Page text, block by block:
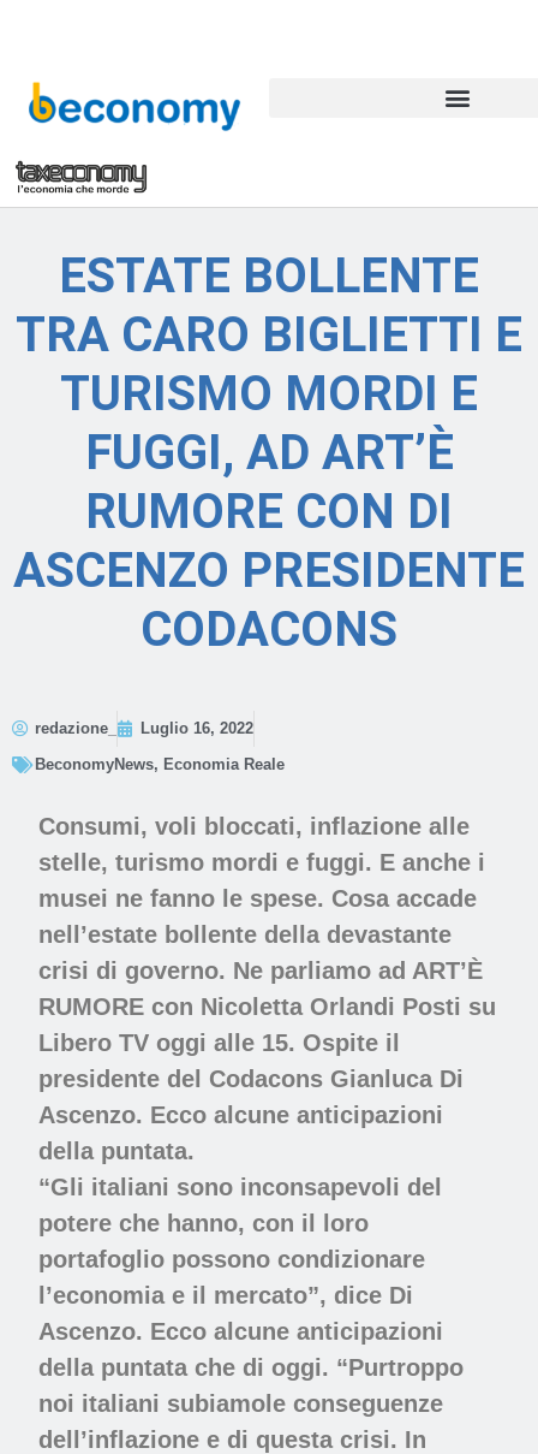
ESTATE BOLLENTE
TRA CARO BIGLIETTI E
TURISMO MORDI E
FUGGI, AD ART’È
RUMORE CON DI
ASCENZO PRESIDENTE
CODACONS
redazione_
Luglio 16, 2022
BeconomyNews, Economia Reale
Consumi, voli bloccati, inflazione alle
stelle, turismo mordi e fuggi. E anche i
musei ne fanno le spese. Cosa accade
nell’estate bollente della devastante
crisi di governo. Ne parliamo ad ART’È
RUMORE con Nicoletta Orlandi Posti su
Libero TV oggi alle 15. Ospite il
presidente del Codacons Gianluca Di
Ascenzo. Ecco alcune anticipazioni
della puntata.
“Gli italiani sono inconsapevoli del
potere che hanno, con il loro
portafoglio possono condizionare
l’economia e il mercato”, dice Di
Ascenzo. Ecco alcune anticipazioni
della puntata che di oggi. “Purtroppo
noi italiani subiamole conseguenze
dell’inflazione e di questa crisi. In